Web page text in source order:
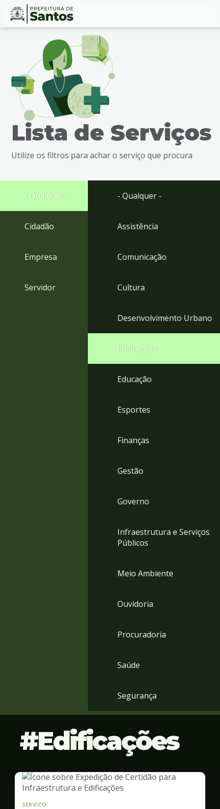
Ir
busca
Ir
rodapé
Conteúdo
Lista de Serviços
Utilize os filtros para achar o serviço que procura
- Qualquer -
Cidadão
Empresa
Servidor
- Qualquer -
Assistência
Comunicação
Cultura
Desenvolvimento Urbano
Edificações
Educação
Esportes
Finanças
Gestão
Governo
Infraestrutura e Serviços
Públicos
Meio Ambiente
Ouvidoria
Procuradoria
Saúde
Segurança
Edificações
SERVICO